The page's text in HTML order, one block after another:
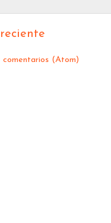
comentarios (Atom)